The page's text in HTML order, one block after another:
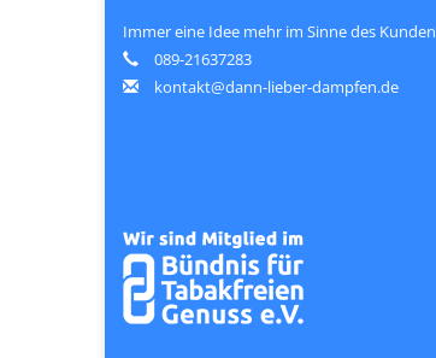
Immer eine Idee mehr im Sinne des Kunden
089-21637283
kontakt@dann-lieber-dampfen.de